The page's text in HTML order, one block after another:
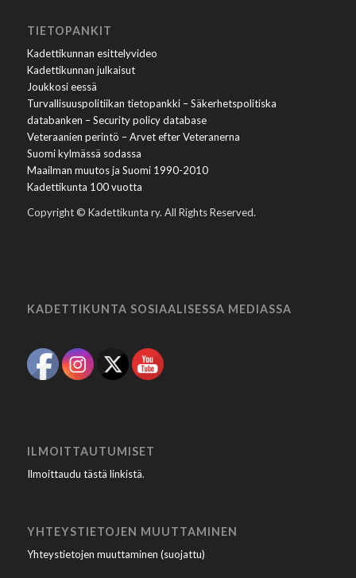
TIETOPANKIT
Kadettikunnan esittelyvideo
Kadettikunnan julkaisut
Joukkosi eessä
Turvallisuuspolitiikan tietopankki – Säkerhetspolitiska
databanken – Security policy database
Veteraanien perintö – Arvet efter Veteranerna
Suomi kylmässä sodassa
Maailman muutos ja Suomi 1990-2010
Kadettikunta 100 vuotta
Copyright © Kadettikunta ry. All Rights Reserved.
KADETTIKUNTA SOSIAALISESSA MEDIASSA
ILMOITTAUTUMISET
Ilmoittaudu tästä linkistä.
YHTEYSTIETOJEN MUUTTAMINEN
Yhteystietojen muuttaminen (suojattu)